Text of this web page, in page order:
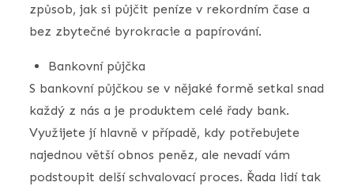
způsob, jak si půjčit peníze v rekordním čase a
bez zbytečné byrokracie a papírování.
Bankovní půjčka
S bankovní půjčkou se v nějaké formě setkal snad
každý z nás a je produktem celé řady bank.
Využijete jí hlavně v případě, kdy potřebujete
najednou větší obnos peněz, ale nevadí vám
podstoupit delší schvalovací proces. Řada lidí tak